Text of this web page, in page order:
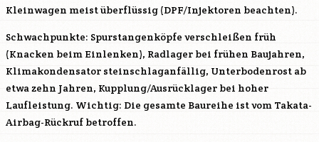
Kleinwagen meist überflüssig (DPF/Injektoren beachten).
Schwachpunkte: Spurstangenköpfe verschleißen früh
(Knacken beim Einlenken), Radlager bei frühen Baujahren,
Klimakondensator steinschlaganfällig, Unterbodenrost ab
etwa zehn Jahren, Kupplung/Ausrücklager bei hoher
Laufleistung. Wichtig: Die gesamte Baureihe ist vom Takata-
Airbag-Rückruf betroffen.